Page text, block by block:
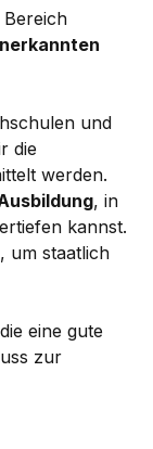
und
die
werden.
, in
kannst.
um staatlich
eine gute
zur